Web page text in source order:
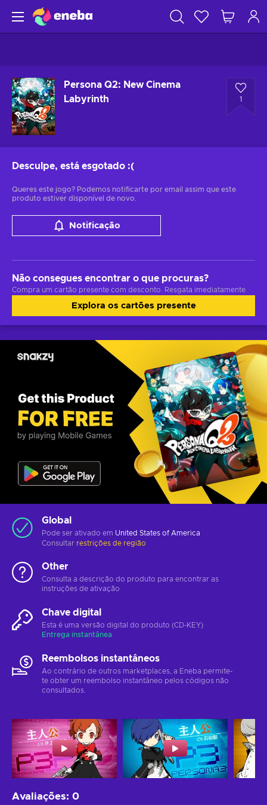
Persona Q2: New Cinema
Labyrinth
1
Desculpe, está esgotado :(
Queres este jogo? Podemos notificarte por email assim que este
produto estiver disponível de novo.
Notificação
Não consegues encontrar o que procuras?
Compra um cartão presente com desconto. Resgata imediatamente.
Explora os cartões presente
Global
Pode ser ativado em United States of America
Consultar restrições de região
Other
Consulta a descrição do produto para encontrar as
instruções de ativação
Chave digital
Esta é uma versão digital do produto (CD-KEY)
Entrega instantânea
Reembolsos instantâneos
Ao contrário de outros marketplaces, a Eneba permite-
te obter um reembolso instantâneo pelos códigos não
consultados.
Avaliações: 0